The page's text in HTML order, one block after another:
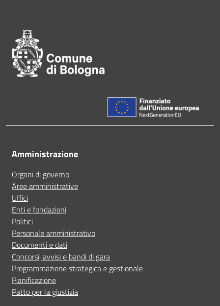
Amministrazione
Organi di governo
Aree amministrative
Uffici
Enti e fondazioni
Politici
Personale amministrativo
Documenti e dati
Concorsi, avvisi e bandi di gara
Programmazione strategica e gestionale
Pianificazione
Patto per la giustizia